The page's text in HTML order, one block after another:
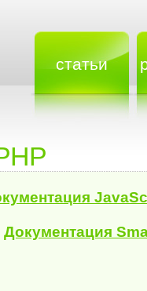
статьи
Документация